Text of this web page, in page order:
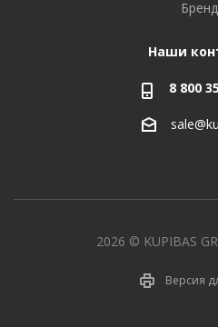
Наши
8 800
2026 © KUPIBAS
Версия